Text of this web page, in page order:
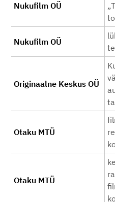
Nukufilm OÜ
Nukufilm OÜ
Originaalne Keskus OÜ
Otaku MTÜ
Otaku MTÜ